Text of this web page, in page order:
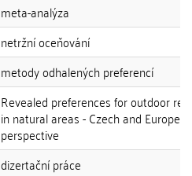
meta-analýza
netržní oceňování
metody odhalených preferencí
Revealed preferences for outdoor
in natural areas - Czech and European
perspective
dizertační práce